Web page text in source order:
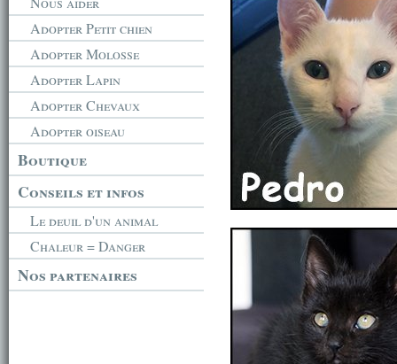
Adopter Petit chien
Adopter Molosse
Adopter Lapin
Adopter Chevaux
Adopter oiseau
Boutique
Conseils et infos
Le deuil d'un animal
Chaleur = Danger
Nos partenaires